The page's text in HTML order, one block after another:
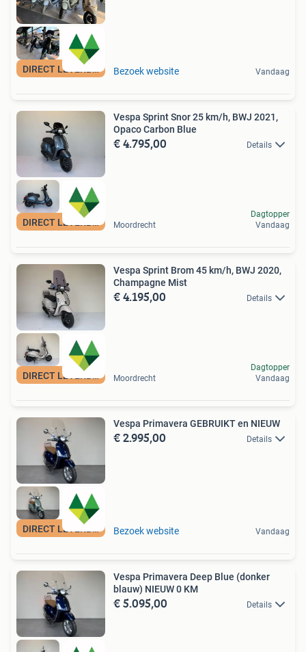
Bezoek website Vandaag
Vespa Sprint Snor 25 km/h, BWJ 2021,
Opaco Carbon Blue
€ 4.795,00 Details
Moordrecht
Dagtopper
Vandaag
Vespa Sprint Brom 45 km/h, BWJ 2020,
Champagne Mist
€ 4.195,00 Details
Moordrecht
Dagtopper
Vandaag
Vespa Primavera GEBRUIKT en NIEUW
€ 2.995,00 Details
Bezoek website Vandaag
Vespa Primavera Deep Blue (donker
blauw) NIEUW 0 KM
€ 5.095,00 Details